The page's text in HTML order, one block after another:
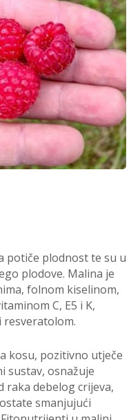
potiče plodnost te su u
plodove. Malina je
folnom kiselinom,
C, E5 i K,
resveratolom.
kosu, pozitivno utječe
sustav, osnažuje
raka debelog crijeva,
smanjujući